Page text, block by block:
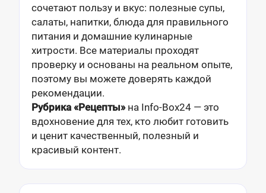
сочетают пользу и вкус: полезные супы,
салаты, напитки, блюда для правильного
питания и домашние кулинарные
хитрости. Все материалы проходят
проверку и основаны на реальном опыте,
поэтому вы можете доверять каждой
рекомендации.
Рубрика «Рецепты»на Info-Box24 — это
вдохновение для тех, кто любит готовить
и ценит качественный, полезный и
красивый контент.